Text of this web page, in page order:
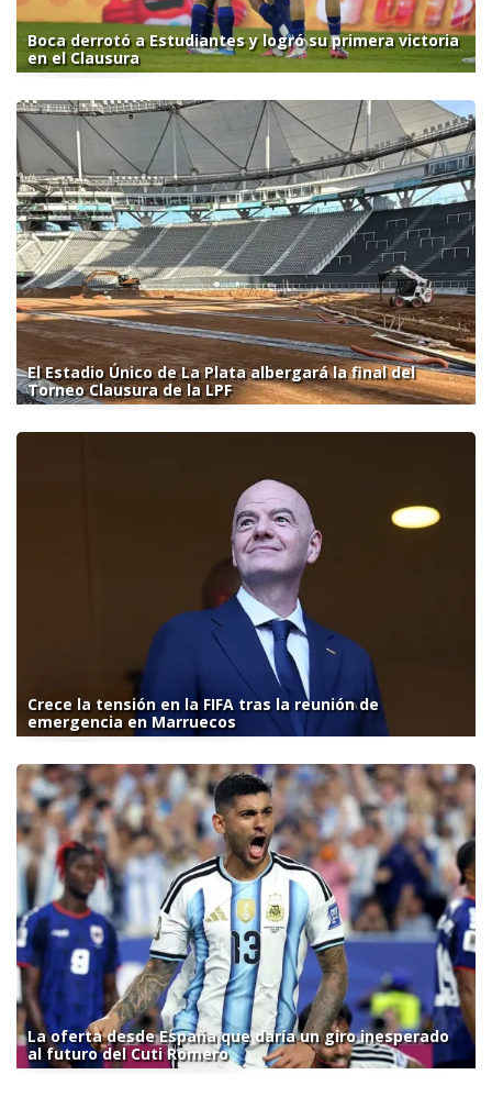
Boca derrotó a Estudiantes y logró su primera victoria
en el Clausura
El Estadio Único de La Plata albergará la final del
Torneo Clausura de la LPF
Crece la tensión en la FIFA tras la reunión de
emergencia en Marruecos
La oferta desde España que daría un giro inesperado
al futuro del Cuti Romero